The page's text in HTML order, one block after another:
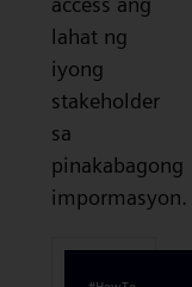
lahat ng
iyong
stakeholder
sa
pinakabagong
impormasyon.